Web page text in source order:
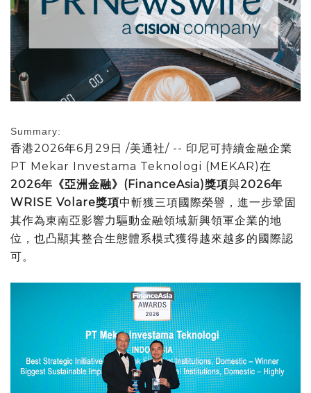
Summary:
香港2026年6月29日 /美通社/ -- 印尼可持續金融企業
PT Mekar Investama Teknologi (MEKAR)在
2026年《亞洲金融》(FinanceAsia)獎項與2026年
WRISE Volare獎項中斬獲三項國際榮譽，進一步鞏固
其作為東南亞影響力驅動金融領域新興領軍企業的地
位，也凸顯其整合生態體系模式獲得越來越多的國際認
可‌。